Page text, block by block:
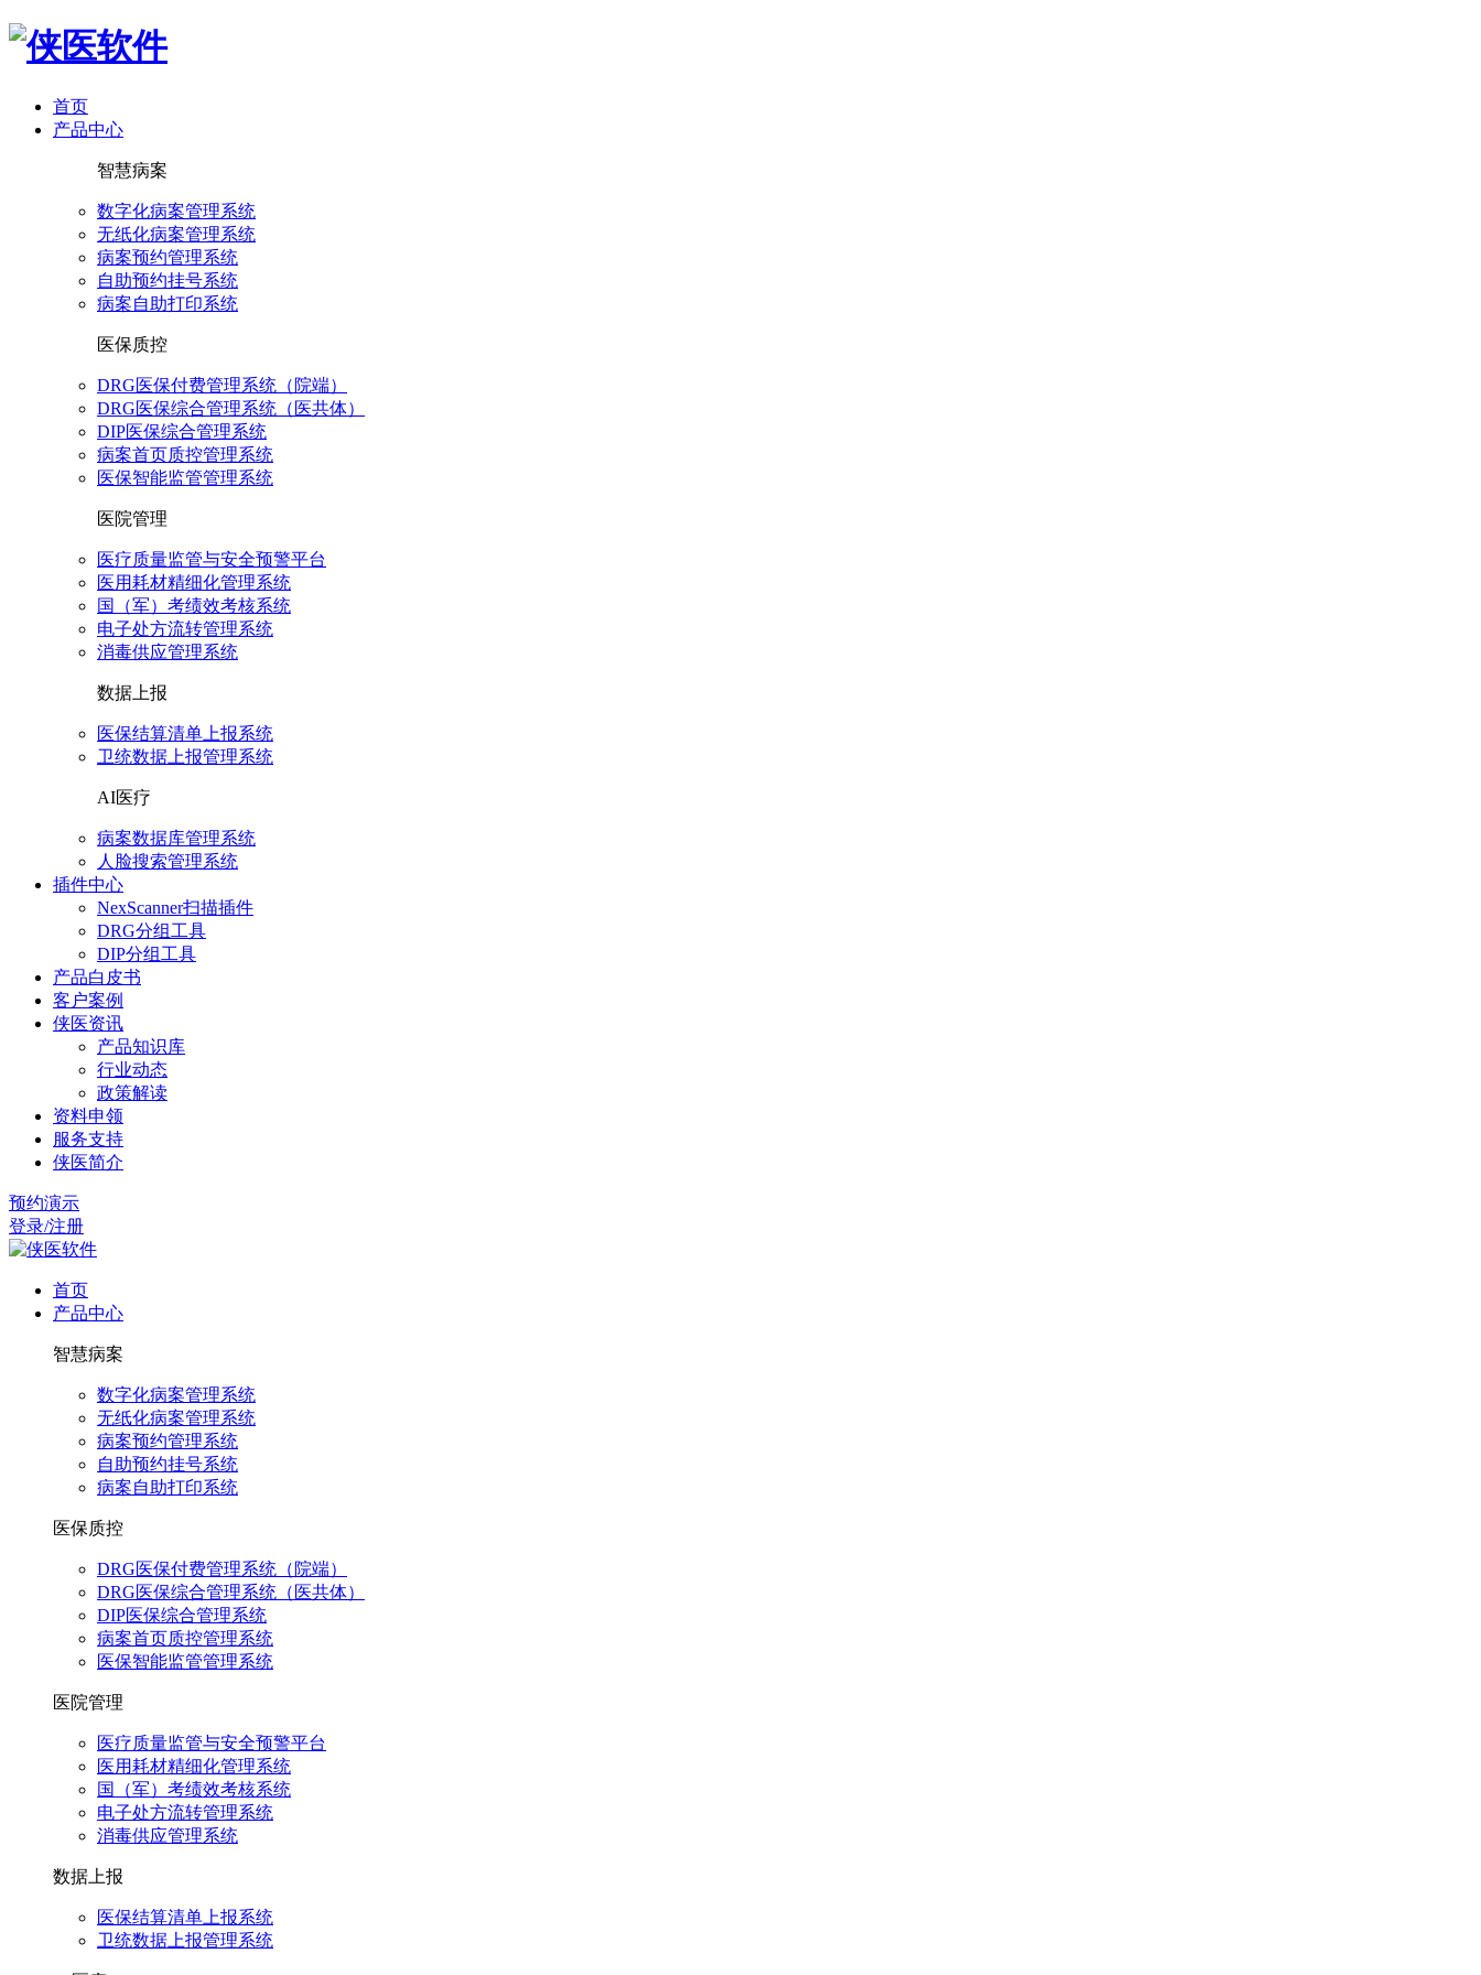
首页
产品中心
智慧病案
数字化病案管理系统
无纸化病案管理系统
病案预约管理系统
自助预约挂号系统
病案自助打印系统
医保质控
DRG医保付费管理系统（院端）
DRG医保综合管理系统（医共体）
DIP医保综合管理系统
病案首页质控管理系统
医保智能监管管理系统
医院管理
医疗质量监管与安全预警平台
医用耗材精细化管理系统
国（军）考绩效考核系统
电子处方流转管理系统
消毒供应管理系统
数据上报
医保结算清单上报系统
卫统数据上报管理系统
AI医疗
病案数据库管理系统
人脸搜索管理系统
插件中心
NexScanner扫描插件
DRG分组工具
DIP分组工具
产品白皮书
客户案例
侠医资讯
产品知识库
行业动态
政策解读
资料申领
服务支持
侠医简介
预约演示
登录/注册
首页
产品中心
智慧病案
数字化病案管理系统
无纸化病案管理系统
病案预约管理系统
自助预约挂号系统
病案自助打印系统
医保质控
DRG医保付费管理系统（院端）
DRG医保综合管理系统（医共体）
DIP医保综合管理系统
病案首页质控管理系统
医保智能监管管理系统
医院管理
医疗质量监管与安全预警平台
医用耗材精细化管理系统
国（军）考绩效考核系统
电子处方流转管理系统
消毒供应管理系统
数据上报
医保结算清单上报系统
卫统数据上报管理系统